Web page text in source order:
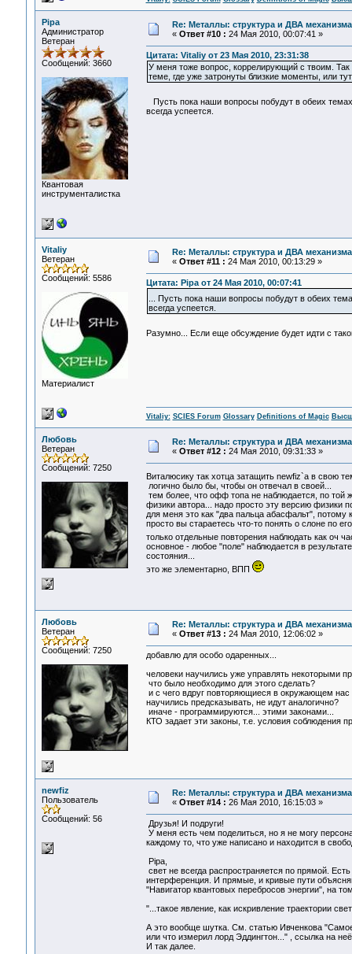
Pipa
Администратор
Ветеран
Сообщений: 3660
Квантовая
инструменталистка
Re: Металлы: структура и ДВА
« Ответ #10 : 24 Мая 2010, 00:07:41 »
Цитата: Vitaliy от 23 Мая 2010, 23:31:38
У меня тоже вопрос, коррелирующий с твоим.
теме, где уже затронуты близкие моменты, или
Пусть пока наши вопросы побудут в обеих
всегда успеется.
Vitaliy
Ветеран
Сообщений: 5586
Материалист
Re: Металлы: структура и ДВА
« Ответ #11 : 24 Мая 2010, 00:13:29 »
Цитата: Pipa от 24 Мая 2010, 00:07:41
... Пусть пока наши вопросы побудут в обеих
всегда успеется.
Разумно... Если еще обсуждение будет идти с
Vitaliy: SCIES Forum Glossary Definitions of Magic
Любовь
Ветеран
Сообщений: 7250
Re: Металлы: структура и ДВА
« Ответ #12 : 24 Мая 2010, 09:31:33 »
Виталюсику так хотца затащить newfiz`а в свою
логично было бы, чтобы он отвечал в своей...
тем более, что офф топа не наблюдается, по той
физики автора... надо просто эту версию физики
для меня это как "два пальца абасфальт", потому
просто вы стараетесь что-то понять о слоне по
только отдельные повторения наблюдать как оч
основное - любое "поле" наблюдается в
состояния...
это же элементарно, ВПП
Любовь
Ветеран
Сообщений: 7250
Re: Металлы: структура и ДВА
« Ответ #13 : 24 Мая 2010, 12:06:02 »
добавлю для особо одаренных...
человеки научились уже управлять некоторыми
что было необходимо для этого сделать?
и с чего вдруг повторяющиеся в окружающем
научились предсказывать, не идут аналогично?
иначе - программируются... этими законами...
КТО задает эти законы, т.е. условия соблюдения
newfiz
Пользователь
Сообщений: 56
Re: Металлы: структура и ДВА
« Ответ #14 : 26 Мая 2010, 16:15:03 »
Друзья! И подруги!
У меня есть чем поделиться, но я не могу
каждому то, что уже написано и находится в
Pipa,
свет не всегда распространяется по прямой.
интерференция. И прямые, и кривые пути
"Навигатор квантовых перебросов энергии", на
"...такое явление, как искривление траектории
А это вообще шутка. См. статью Ивченкова
или что измерил лорд Эддингтон..." , ссылка на
И так далее.